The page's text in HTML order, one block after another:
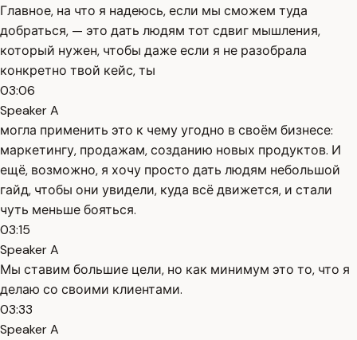
Главное, на что я надеюсь, если мы сможем туда
добраться, — это дать людям тот сдвиг мышления,
который нужен, чтобы даже если я не разобрала
конкретно твой кейс, ты
03:06
Speaker A
могла применить это к чему угодно в своём бизнесе:
маркетингу, продажам, созданию новых продуктов. И
ещё, возможно, я хочу просто дать людям небольшой
гайд, чтобы они увидели, куда всё движется, и стали
чуть меньше бояться.
03:15
Speaker A
Мы ставим большие цели, но как минимум это то, что я
делаю со своими клиентами.
03:33
Speaker A